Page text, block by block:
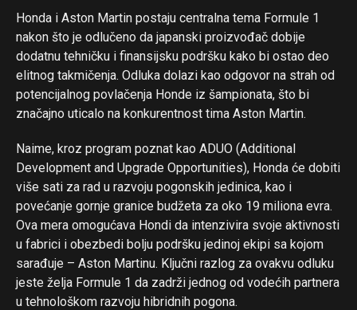
Honda i Aston Martin postaju centralna tema Formule 1
nakon što je odlučeno da japanski proizvođač dobije
dodatnu tehničku i finansijsku podršku kako bi ostao deo
elitnog takmičenja. Odluka dolazi kao odgovor na strah od
potencijalnog povlačenja Honde iz šampionata, što bi
značajno uticalo na konkurentnost tima Aston Martin.
Naime, kroz program poznat kao ADUO (Additional
Development and Upgrade Opportunities), Honda će dobiti
više sati za rad u razvoju pogonskih jedinica, kao i
povećanje gornje granice budžeta za oko 19 miliona evra.
Ova mera omogućava Hondi da intenzivira svoje aktivnosti
u fabrici i obezbedi bolju podršku jedinoj ekipi sa kojom
sarađuje – Aston Martinu. Ključni razlog za ovakvu odluku
jeste želja Formule 1 da zadrži jednog od vodećih partnera
u tehnološkom razvoju hibridnih pogona.